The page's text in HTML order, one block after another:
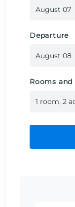
Departure
Rooms
1 room, 2